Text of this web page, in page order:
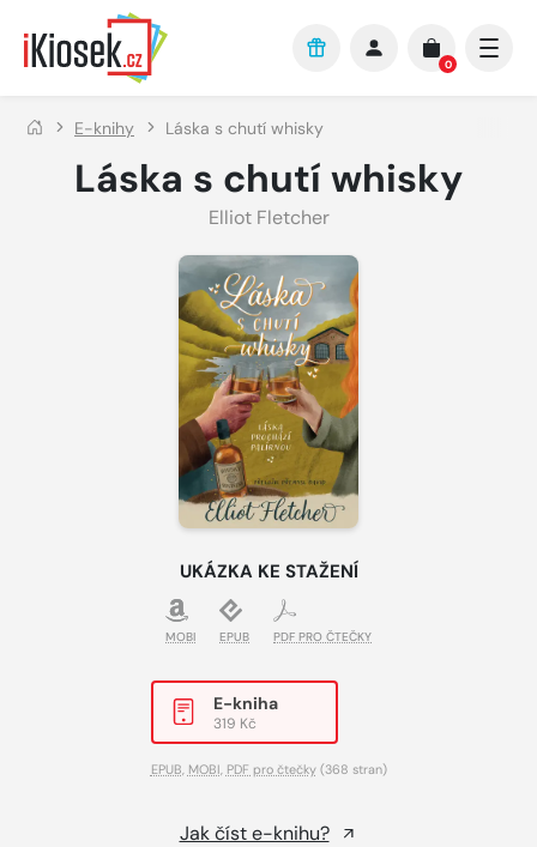
Přejít na hlavní obsah
0
E-knihy Láska s chutí whisky
Láska s chutí whisky
Elliot Fletcher
UKÁZKA KE STAŽENÍ
MOBI EPUB PDF PRO ČTEČKY
E-kniha
319 Kč
EPUB MOBI PDF pro čtečky(368 stran)
Jak číst e-knihu?